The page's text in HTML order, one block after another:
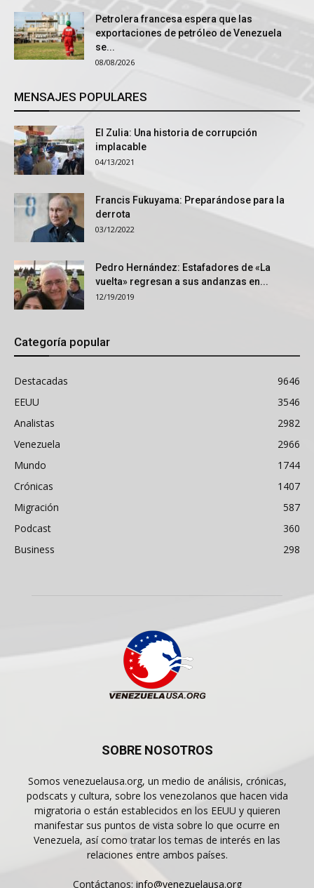
Petrolera francesa espera que las
exportaciones de petróleo de Venezuela
se...
08/08/2026
MENSAJES POPULARES
El Zulia: Una historia de corrupción
implacable
04/13/2021
Francis Fukuyama: Preparándose para la
derrota
03/12/2022
Pedro Hernández: Estafadores de «La
vuelta» regresan a sus andanzas en...
12/19/2019
Categoría popular
Destacadas
9646
EEUU
3546
Analistas
2982
Venezuela
2966
Mundo
1744
Crónicas
1407
Migración
587
Podcast
360
Business
298
SOBRE NOSOTROS
Somos venezuelausa.org, un medio de análisis, crónicas,
podscats y cultura, sobre los venezolanos que hacen vida
migratoria o están establecidos en los EEUU y quieren
manifestar sus puntos de vista sobre lo que ocurre en
Venezuela, así como tratar los temas de interés en las
relaciones entre ambos países.
Contáctanos: info@venezuelausa.org